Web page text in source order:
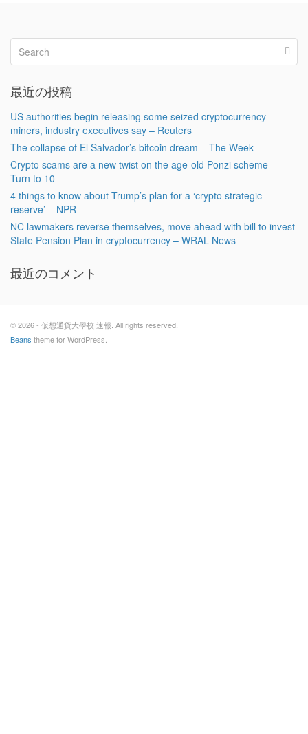
最近の投稿
US authorities begin releasing some seized cryptocurrency
miners, industry executives say – Reuters
The collapse of El Salvador’s bitcoin dream – The Week
Crypto scams are a new twist on the age-old Ponzi scheme –
Turn to 10
4 things to know about Trump’s plan for a ‘crypto strategic
reserve’ – NPR
NC lawmakers reverse themselves, move ahead with bill to invest
State Pension Plan in cryptocurrency – WRAL News
最近のコメント
© 2026 - 仮想通貨大學校 速報. All rights reserved.
Beans theme for WordPress.